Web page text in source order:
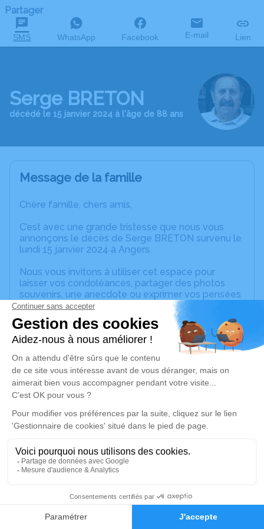
Faire-part Hommages
Partager
SMS WhatsApp Facebook E-mail Lien
Serge BRETON
décédé le 15 janvier 2024 à l'âge de 88 ans
Message de la famille
Chère famille, chers amis,
C’est avec une grande tristesse que nous vous
annonçons le décès de Serge BRETON survenu le
lundi 15 janvier 2024 à Angers.
Nous vous invitons à utiliser cet espace pour
laisser vos condoléances, partager des photos
souvenirs, une anecdote ou exprimer vos pensées
à travers des poèmes ou des textes. Cet endroit
est un lieu d'expression dédié à honorer la
mémoire de Serge BRETON.
Un service de plantation d’arbre hommage est
disponible ici.
Cérémonie civile
samedi 20 janvier 2024 à 11h00
Cimetière de Trélazé
49800 Trélazé
Je rends hommage